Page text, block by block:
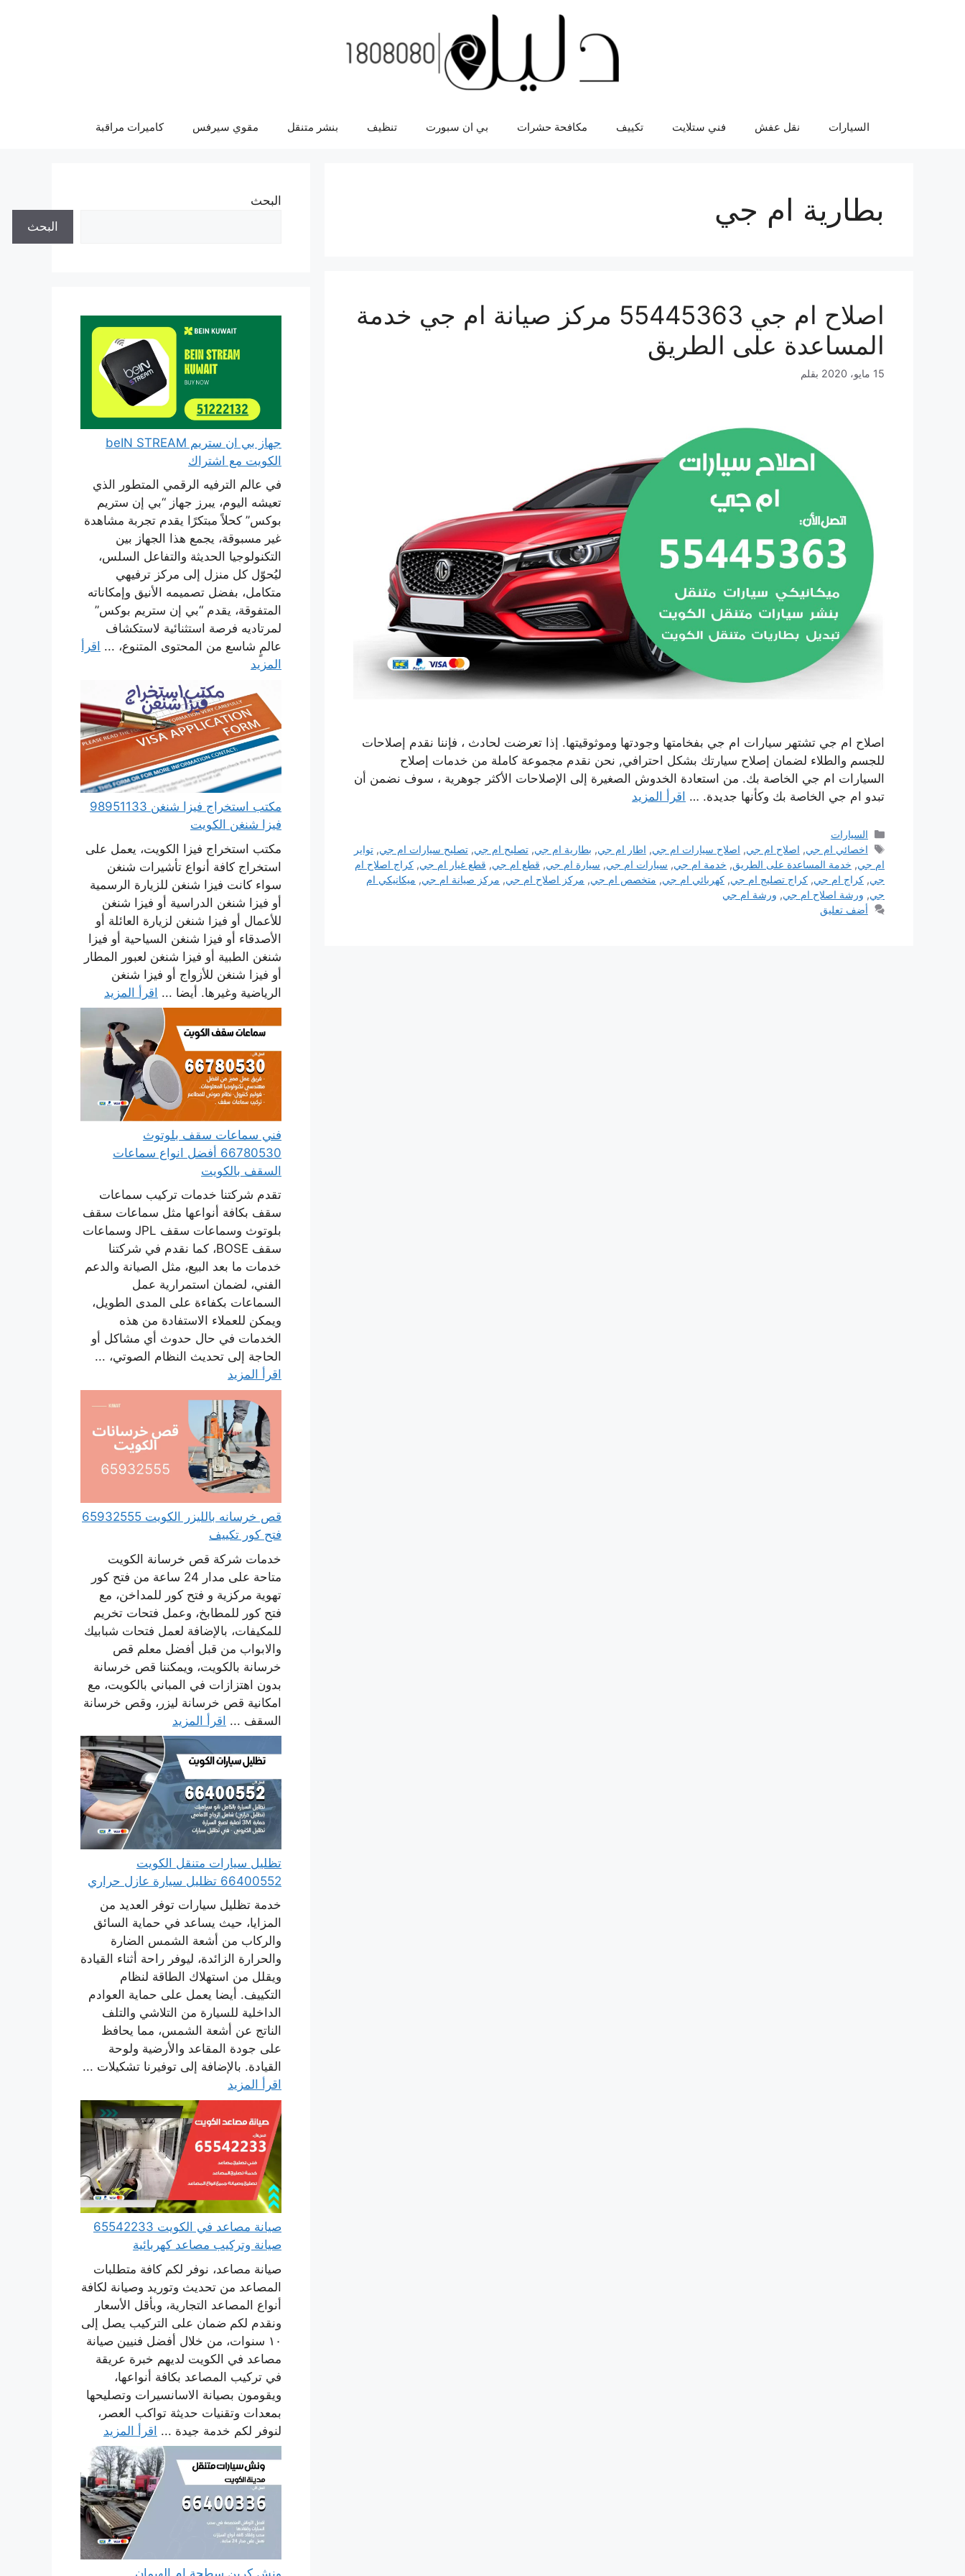
السيارات نقل عفش فني ستلايت تكييف مكافحة حشرات بي ان سبورت تنظيف بنشر متنقل مقوي سيرفس كاميرات مراقبة
بطارية ام جي
اصلاح ام جي 55445363 مركز صيانة ام جي خدمة
المساعدة على الطريق
15 مايو، 2020 بقلم
اصلاح ام جي تشتهر سيارات ام جي بفخامتها وجودتها وموثوقيتها. إذا تعرضت لحادث ، فإننا نقدم إصلاحات
للجسم والطلاء لضمان إصلاح سيارتك بشكل احترافي, نحن نقدم مجموعة كاملة من خدمات إصلاح
السيارات ام جي الخاصة بك. من استعادة الخدوش الصغيرة إلى الإصلاحات الأكثر جوهرية ، سوف نضمن أن
تبدو ام جي الخاصة بك وكأنها جديدة. … اقرأ المزيد
التصنيفات
السيارات
الوسوم
اخصائي ام جي, اصلاح ام جي, اصلاح سيارات ام جي, اطار ام جي, بطارية ام جي,تصليح ام جي,تصليح سيارات ام جي,تواير
ام جي, خدمة المساعدة على الطريق, خدمة ام جي, سيارات ام جي, سيارة ام جي, قطع ام جي, قطع غيار ام جي, كراج اصلاح ام
جي, كراج ام جي, كراج تصليج ام جي, كهربائي ام جي, متخصص ام جي, مركز اصلاح ام جي, مركز صيانة ام جي, ميكانيكي ام
جي, ورشة اصلاح ام جي, ورشة ام جي
أضف تعليق
البحث
البحث
جهاز بي ان ستريم beIN STREAM
الكويت مع اشتراك
في عالم الترفيه الرقمي المتطور الذي
تعيشه اليوم، يبرز جهاز “بي إن ستريم
بوكس” كحلاً مبتكرًا يقدم تجربة مشاهدة
غير مسبوقة، يجمع هذا الجهاز بين
التكنولوجيا الحديثة والتفاعل السلس،
ليُحوّل كل منزل إلى مركز ترفيهي
متكامل، بفضل تصميمه الأنيق وإمكاناته
المتفوقة، يقدم “بي إن ستريم بوكس”
لمرتاديه فرصة استثنائية لاستكشاف
عالمٍ شاسع من المحتوى المتنوع، ... اقرأ
المزيد
مكتب استخراج فيزا شنغن 98951133
فيزا شنغن الكويت
مكتب استخراج فيزا الكويت، يعمل على
استخراج كافة أنواع تأشيرات شنغن
سواء كانت فيزا شنغن للزيارة الرسمية
أو فيزا شنغن الدراسية أو فيزا شنغن
للأعمال أو فيزا شنغن لزيارة العائلة أو
الأصدقاء أو فيزا شنغن السياحية أو فيزا
شنغن الطبية أو فيزا شنغن لعبور المطار
أو فيزا شنغن للأزواج أو فيزا شنغن
الرياضية وغيرها. أيضا ... اقرأ المزيد
فني سماعات سقف بلوتوث
66780530 أفضل انواع سماعات
السقف بالكويت
تقدم شركتنا خدمات تركيب سماعات
سقف بكافة أنواعها مثل سماعات سقف
بلوتوث وسماعات سقف JPL وسماعات
سقف BOSE، كما نقدم في شركتنا
خدمات ما بعد البيع، مثل الصيانة والدعم
الفني، لضمان استمرارية عمل
السماعات بكفاءة على المدى الطويل،
ويمكن للعملاء الاستفادة من هذه
الخدمات في حال حدوث أي مشاكل أو
الحاجة إلى تحديث النظام الصوتي، ...
اقرأ المزيد
قص خرسانه بالليزر الكويت 65932555
فتح كور تكييف
خدمات شركة قص خرسانة الكويت
متاحة على مدار 24 ساعة من فتح كور
تهوية مركزية و فتح كور للمداخن، مع
فتح كور للمطابخ، وعمل فتحات تخريم
للمكيفات، بالإضافة لعمل فتحات شبابيك
والابواب من قبل أفضل معلم قص
خرسانة بالكويت، ويمكننا قص خرسانة
بدون اهتزازات في المباني بالكويت، مع
امكانية قص خرسانة ليزر، وقص خرسانة
السقف ... اقرأ المزيد
تظليل سيارات متنقل الكويت
66400552 تظليل سيارة عازل حراري
خدمة تظليل سيارات توفر العديد من
المزايا، حيث يساعد في حماية السائق
والركاب من أشعة الشمس الضارة
والحرارة الزائدة، ليوفر راحة أثناء القيادة
ويقلل من استهلاك الطاقة لنظام
التكييف. أيضا يعمل على حماية العوادم
الداخلية للسيارة من التلاشي والتلف
الناتج عن أشعة الشمس، مما يحافظ
على جودة المقاعد والأرضية ولوحة
القيادة. بالإضافة إلى توفيرنا تشكيلات ...
اقرأ المزيد
صيانة مصاعد في الكويت 65542233
صيانة وتركيب مصاعد كهربائية
صيانة مصاعد، نوفر لكم كافة متطلبات
المصاعد من تحديث وتوريد وصيانة لكافة
أنواع المصاعد التجارية، وبأقل الأسعار
ونقدم لكم ضمان على التركيب يصل إلى
١٠ سنوات، من خلال أفضل فنيين صيانة
مصاعد في الكويت لديهم خبرة عريقة
في تركيب المصاعد بكافة أنواعها،
ويقومون بصيانة الاسانسيرات وتصليحها
بمعدات وتقنيات حديثة تواكب العصر،
لنوفر لكم خدمة جيدة ... اقرأ المزيد
ونش كرين سطحة ام الهيمان